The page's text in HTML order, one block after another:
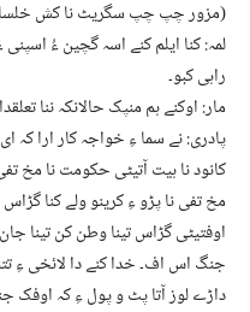
(مزور چپ چپ سگریٹ نا کش
لمہ: کنا ایلم کنے اسہ گچین ءُ
راہی کبو۔
مار: اوکنے ہم منپک حالانکہ ننا
پادری: نے سما ءِ خواجہ کار ارا کہ
مخ تفی نا پڑو ءِ کرینو ولے کنا گڑاس
اوفتیٹی گڑاس تینا وطن کن تینا
جنگ اس اف۔ خدا کنے دا لائخی ءِ
داڑے لوز آتا پٹ و پول ءِ کہ